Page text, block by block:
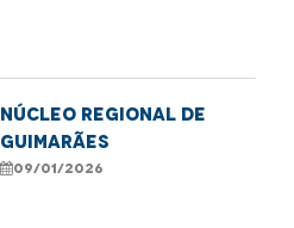
NÚCLEO REGIONAL DE
GUIMARÃES
09/01/2026